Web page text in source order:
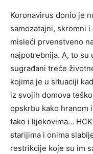
Koronavirus donio je
samozatajni, skromni
misleći prvenstveno
najpotrebnija. A, to su
sugrađani treće
kojima je u situaciji
iz svojih domova
opskrbu kako hranom
tako i lijekovima…
starijima i onima
restrikcije koje su im